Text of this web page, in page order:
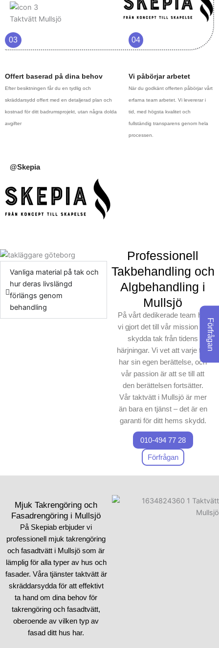
Förfrågan
03
Offert baserad på dina behov
Efter besiktningen får du en tydlig och
skräddarsydd offert med en detaljerad plan och
kostnad för ditt badrumsprojekt, utan några dolda
avgifter
04
Vi påbörjar arbetet
När du godkänt offerten påbörjar vårt
erfarna team arbetet. Vi levererar i
tid, med högsta kvalitet och
fullständig transparens genom hela
processen.
@Skepia
Vanliga material på tak och
hur deras livslängd
förlängs genom
behandling
Professionell
Takbehandling och
Algbehandling i
Mullsjö
På vårt dedikerade team har
vi gjort det till vår mission att
skydda tak från tidens
härjningar. Vi vet att varje tak
har sin egen berättelse, och
vår passion är att se till att
den berättelsen fortsätter.
Vår taktvätt i Mullsjö är mer
än bara en tjänst – det är en
garanti för ditt hems skydd.
Vi tar tag i nedsmutsning,
mossa och alger med en
precision som skulle göra en
tekniker som inte bara renar,
utan också skyddar. Vi
010-494 77 28
Förfrågan
Mjuk Takrengöring och
Fasadrengöring i Mullsjö
På Skepiab erbjuder vi
professionell mjuk takrengöring
och fasadtvätt i Mullsjö som är
lämplig för alla typer av hus och
fasader. Våra tjänster taktvätt är
skräddarsydda för att effektivt
ta hand om dina behov för
takrengöring och fasadtvätt,
oberoende av vilken typ av
fasad ditt hus har.